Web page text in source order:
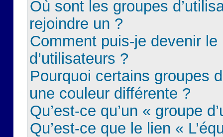
Où sont les groupes
rejoindre un ?
Comment puis-je devenir le
d’utilisateurs ?
Pourquoi certains groupes
une couleur différente ?
Qu’est-ce qu’un « groupe
Qu’est-ce que le lien «